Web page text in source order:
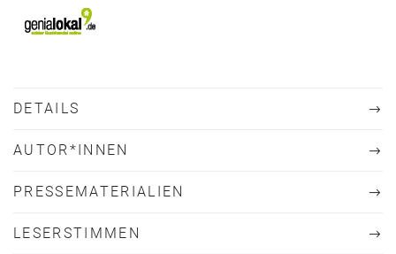
DETAILS
AUTOR*INNEN
PRESSEMATERIALIEN
LESERSTIMMEN